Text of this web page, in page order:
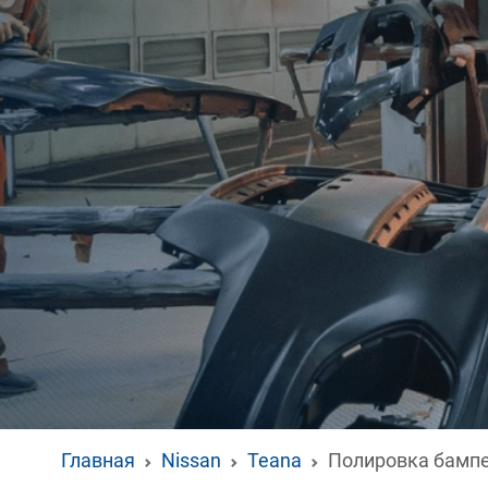
Главная Nissan Teana Полировка